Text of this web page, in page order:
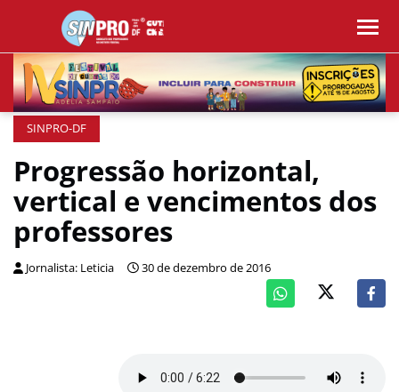
SINPRO-DF
Progressão horizontal,
vertical e vencimentos dos
professores
Jornalista: Leticia 30 de dezembro de 2016